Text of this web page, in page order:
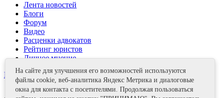
Лента новостей
Блоги
Форум
Видео
Расценки адвокатов
Рейтинг юристов
Личное мнение
Контакты
На сайте для улучшения его возможностей используются
файлы cookie, веб-аналитика Яндекс Метрика и диалоговые
окна для контакта с посетителями. Продолжая пользоваться